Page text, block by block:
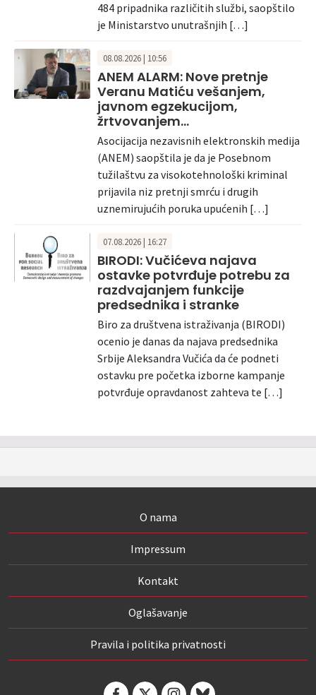
484 pripadnika različitih službi, saopštilo
je Ministarstvo unutrašnjih […]
08.08.2026 | 10:56
ANEM ALARM: Nove pretnje
Veranu Matiću vešanjem,
javnom egzekucijom,
žrtvovanjem…
Asocijacija nezavisnih elektronskih medija
(ANEM) saopštila je da je Posebnom
tužilaštvu za visokotehnološki kriminal
prijavila niz pretnji smrću i drugih
uznemirujućih poruka upućenih […]
07.08.2026 | 16:27
BIRODI: Vučićeva najava
ostavke potvrđuje potrebu za
razdvajanjem funkcije
predsednika i stranke
Biro za društvena istraživanja (BIRODI)
ocenio je danas da najava predsednika
Srbije Aleksandra Vučića da će podneti
ostavku pre početka izborne kampanje
potvrđuje opravdanost zahteva te […]
O nama
Impressum
Kontakt
Oglašavanje
Pravila i politika privatnosti